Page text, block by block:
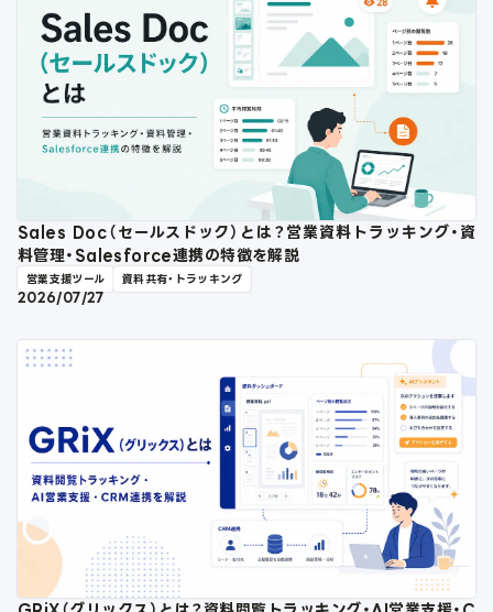
Sales Doc（セールスドック）とは？営業資料トラッキング・資
料管理・Salesforce連携の特徴を解説
営業支援ツール 資料共有・トラッキング
2026/07/27